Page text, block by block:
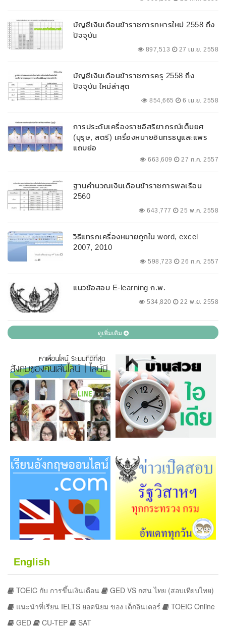
บัญชีเงินเดือนข้าราชการทหารใหม่ 2558 ถึง
ปัจจุบัน
897,513 27 เม.ย. 2558
บัญชีเงินเดือนข้าราชการครู 2558 ถึง
ปัจจุบัน ใหม่ล่าสุด
854,665 6 เม.ย. 2558
การประดับเครื่องราชอิสริยาภรณ์เต็มยศ
(บุรุษ, สตรี) เครื่องหมายอินทรธนูและแพร
แถบย่อ
663,609 27 ก.ค. 2557
ฐานคำนวณเงินเดือนข้าราชการพลเรือน
2560
643,777 25 พ.ค. 2558
วิธีแทรกเครื่องหมายถูกใน word, excel
2007, 2010
598,723 26 ก.ค. 2557
แนวข้อสอบ E-learning ก.พ.
534,820 22 พ.ย. 2558
ดูเพิ่มเติม
English
TOEIC กับ การขึ้นเงินเดือน
GED VS กศน ไทย (สอบเทียบไทย)
แนะนำที่เรียน IELTS ยอดนิยม ของ เด็กอินเตอร์
TOEIC Online
GED
CU-TEP SAT